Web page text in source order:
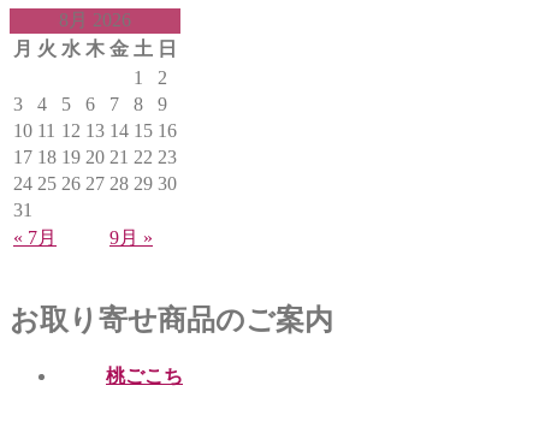
8月 2026
月 火 水 木 金 土 日
1
2
3
4 5 6 7 8
9
10 11 12 13 14 15 16
17 18 19 20 21 22 23
24 25 26 27 28 29 30
31
« 7月
9月 »
お取り寄せ商品のご案内
桃ごこち